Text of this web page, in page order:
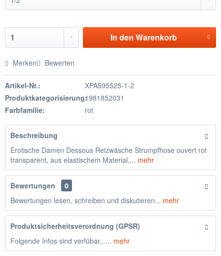
In den Warenkorb
Merken Bewerten
Artikel-Nr.:
XPA595525-1-2
Produktkategorisierung:1981852031
Farbfamilie:
rot
Beschreibung
Erotische Damen Dessous Reizwäsche Strumpfhose ouvert rot
transparent, aus elastischem Material,... mehr
Bewertungen
0
Bewertungen lesen, schreiben und diskutieren... mehr
Produktsicherheitsverordnung (GPSR)
Folgende Infos sind verfübar...... mehr